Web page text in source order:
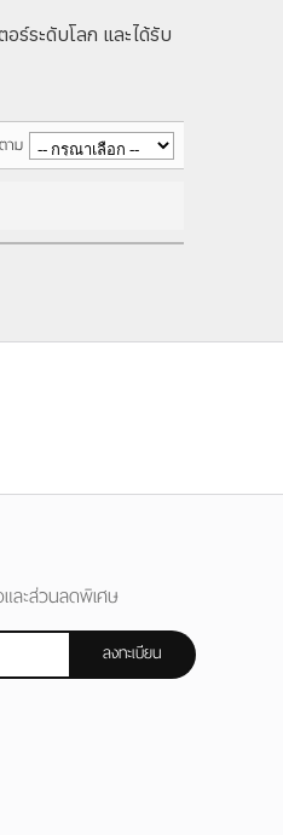
ร์ระดับโลก และได้รับ
าม
ละส่วนลดพิเศษ
ลงทะเบียน